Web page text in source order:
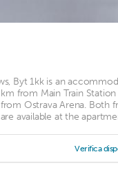
Byt 1kk is an
from Main Train Station
Ostrava Arena. Both
available at the
Verifica